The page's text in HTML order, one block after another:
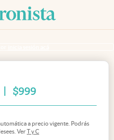
$999
a precio vigente. Podrás
VerT y C